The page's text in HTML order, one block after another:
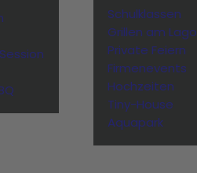
Schulklassen
Grillen am Lago
Private Feiern
Firmenevents
Hochzeiten
Tiny-House
Aquapark